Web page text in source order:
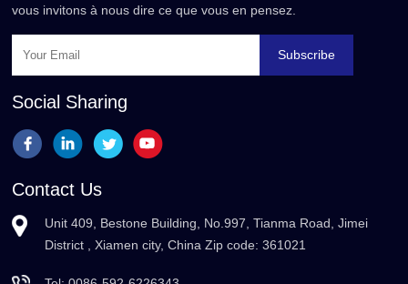
vous invitons à nous dire ce que vous en pensez.
Subscribe
Social Sharing
Contact Us
Unit 409, Bestone Building, No.997, Tianma Road, Jimei
District , Xiamen city, China Zip code: 361021